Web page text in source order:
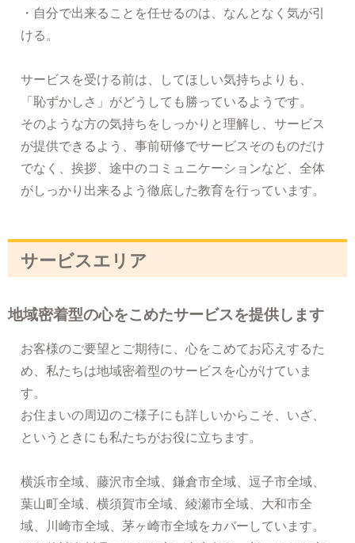
・自分で出来ることを任せるのは、なんとなく気が引
ける。
サービスを受ける前は、してほしい気持ちよりも、
「恥ずかしさ」がどうしても勝っているようです。
そのような方の気持ちをしっかりと理解し、サービス
が提供できるよう、事前研修でサービスそのものだけ
でなく、挨拶、途中のコミュニケーションなど、全体
がしっかり出来るよう徹底した教育を行っています。
サービスエリア
地域密着型の心をこめたサービスを提供します
お客様のご要望とご期待に、心をこめてお応えするた
め、私たちは地域密着型のサービスを心がけていま
す。
お住まいの周辺のご様子にも詳しいからこそ、いざ、
というときにも私たちがお役に立ちます。
横浜市全域、藤沢市全域、鎌倉市全域、逗子市全域、
葉山町全域、横須賀市全域、綾瀬市全域、大和市全
域、川崎市全域、茅ヶ崎市全域をカバーしています。